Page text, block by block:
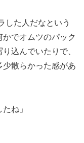
した人だなという
でオムツのパック
込んでいたりで、
散らかった感があ
ね」